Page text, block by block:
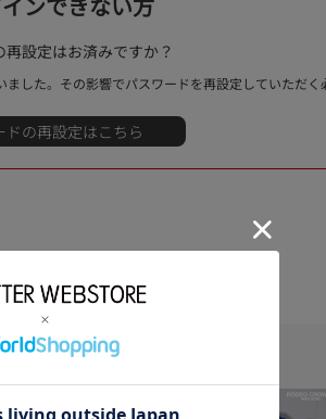
ンできない方
再設定はお済みですか？
した。その影響でパスワードを再設定していただく